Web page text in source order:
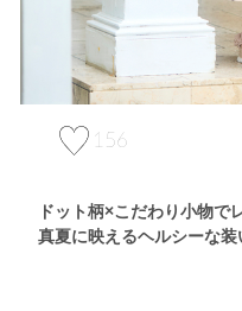
156
ドット柄×こだわり小物で
真夏に映えるヘルシーな